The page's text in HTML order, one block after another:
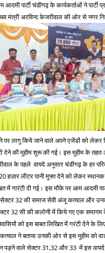
पार्टी चंडीगढ़ के कार्यकर्ताओं ने पार्टी
मंत्री अरविन्द केजरीवाल की ओर से नगर
पर लागु किये जाने वाले अपने एजेंडों को लेकर
देने की मुहीम शुरू की गई। इस मुहीम के तहत
के पहले वायदे अनुसार चंडीगढ़ के हर
हज़ार लीटर पानी मुफ्त देने को लेकर
में गारंटी दी गई। इस मौके पर आम आदमी
32 की समाज सेवी अंजू कत्याल और
32 सी की कलोनी में किये गए एक समागम
को इस बाबत लिखित में गरंटी देने के
ने बताया उनकी ओर से इस मुहीम को
पड़ने वाले सेक्टर 31,32 और 33 में इस